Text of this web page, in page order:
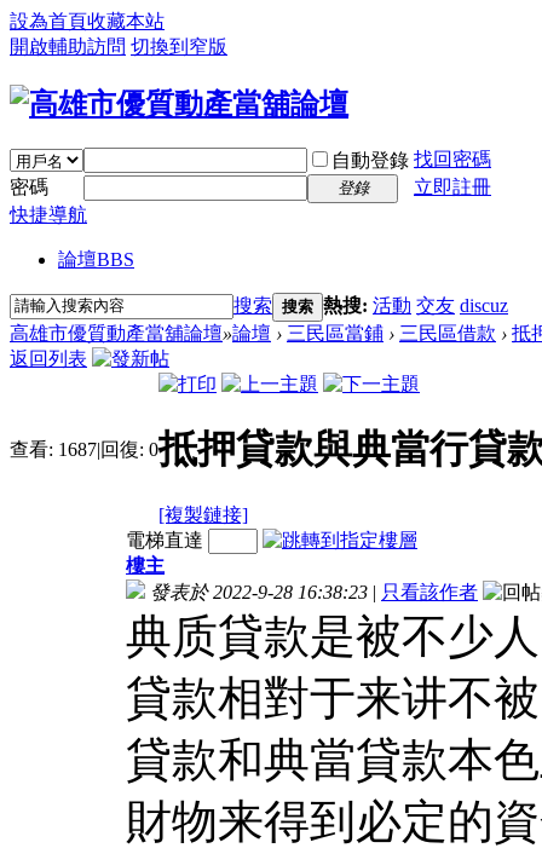
設為首頁收藏本站
開啟輔助訪問 切換到窄版
自動登錄 找回密碼
密碼
登錄
立即註冊
快捷導航
論壇BBS
搜索 搜索 熱搜: 活動 交友 discuz
高雄市優質動產當舖論壇»論壇 › 三民區當鋪 › 三民區借款 › 抵
返回列表
查看: 1687|回復: 0抵押貸款與典當行貸
[複製鏈接]
電梯直達
樓主
發表於 2022-9-28 16:38:23 | 只看該作者
典质貸款是被不少
貸款相對于来讲不
貸款和典當貸款本
財物来得到必定的